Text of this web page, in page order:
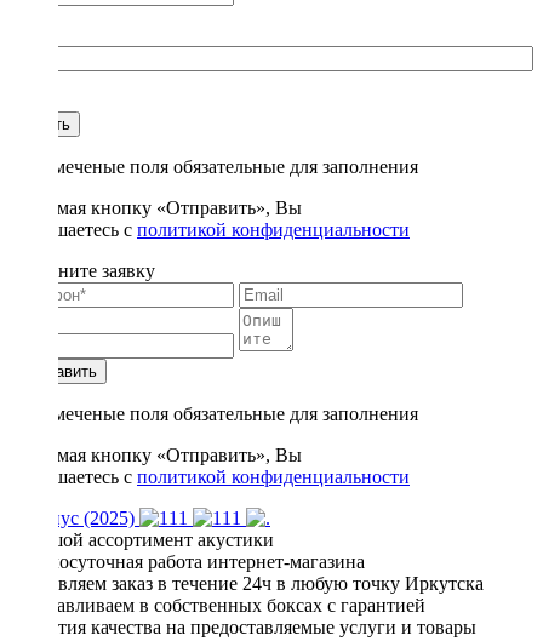
Купить
* - отмеченые поля обязательные для заполнения
Нажимая кнопку «Отправить», Вы
соглашаетесь с политикой конфиденциальности
Заполните заявку
Отправить
* - отмеченые поля обязательные для заполнения
Нажимая кнопку «Отправить», Вы
соглашаетесь с политикой конфиденциальности
Наши преимущества
Большой ассортимент акустики
Круглосуточная работа интернет-магазина
Доставляем заказ в течение 24ч в любую точку Иркутска
Устанавливаем в собственных боксах с гарантией
Гарантия качества на предоставляемые услуги и товары